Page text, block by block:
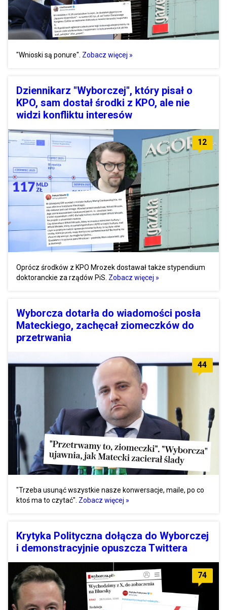
"Wnioski są ponure". Zobacz więcej »
Dziennikarz "Wyborczej", który pisał o
KPO, sam dostał środki z KPO, ale nie
widzi konfliktu interesów
12
Oprócz środków z KPO Mrozek dostawał także stypendium
doktoranckie za rządów PiS. Zobacz więcej »
Wyborcza dotarła do wiadomości posła
Mateckiego, zachęcał ziomeczków do
przetrwania
44
"Trzeba usunąć wszystkie nasze konwersacje, maile, po co
ktoś ma to czytać". Zobacz więcej »
Krytyka Polityczna dołącza do Wyborczej
i demonstracyjnie opuszcza Twittera
74